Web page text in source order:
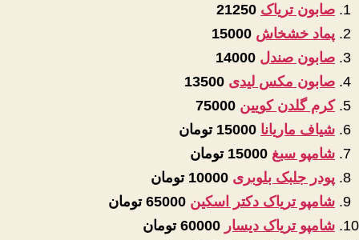
صابون تریاک
پماد خشخاش
صابون صندل
صابون مکس لیدی
کرم گلدن کویین
شیاف ماریانا
شامپو سبغ
پودر جلبک بلوبری
شامپو تریاک دکتر اسکین
شامپو تریاک دیسار